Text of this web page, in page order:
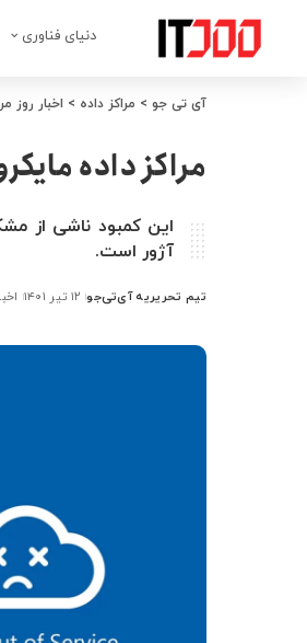
دنیای فناوری
آی تی جو > مراکز داده > اخبار روز
مراکز داده
این کمبود ناشی از
آژور است.
ارسال
توسط
تیم تحریریه آی‌تی‌جو ۱۲ تیر ۱۴۰۱